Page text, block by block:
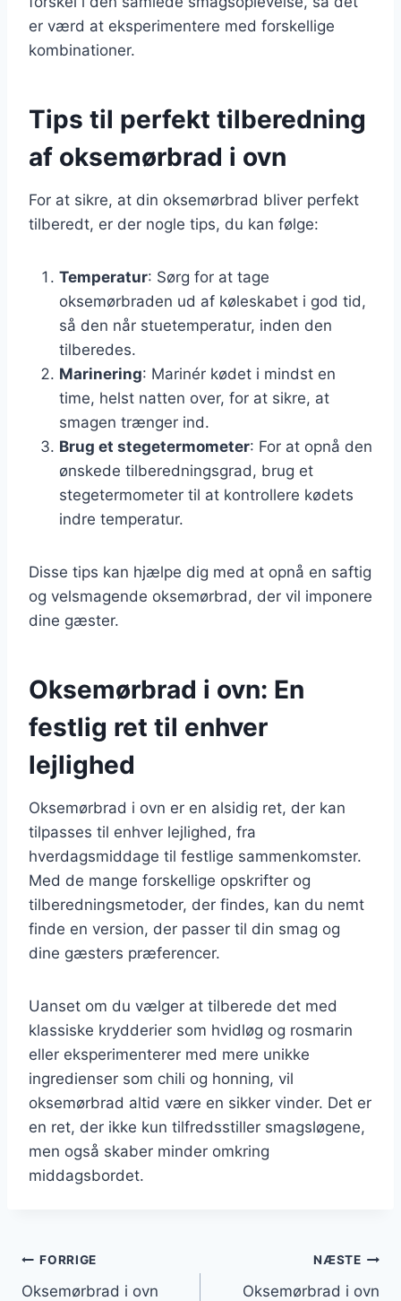
er værd at eksperimentere med forskellige
kombinationer.
Tips til perfekt tilberedning
af oksemørbrad i ovn
For at sikre, at din oksemørbrad bliver perfekt
tilberedt, er der nogle tips, du kan følge:
Temperatur: Sørg for at tage
oksemørbraden ud af køleskabet i god tid,
så den når stuetemperatur, inden den
tilberedes.
Marinering: Marinér kødet i mindst en
time, helst natten over, for at sikre, at
smagen trænger ind.
Brug et stegetermometer: For at opnå den
ønskede tilberedningsgrad, brug et
stegetermometer til at kontrollere kødets
indre temperatur.
Disse tips kan hjælpe dig med at opnå en saftig
og velsmagende oksemørbrad, der vil imponere
dine gæster.
Oksemørbrad i ovn: En
festlig ret til enhver
lejlighed
Oksemørbrad i ovn er en alsidig ret, der kan
tilpasses til enhver lejlighed, fra
hverdagsmiddage til festlige sammenkomster.
Med de mange forskellige opskrifter og
tilberedningsmetoder, der findes, kan du nemt
finde en version, der passer til din smag og
dine gæsters præferencer.
Uanset om du vælger at tilberede det med
klassiske krydderier som hvidløg og rosmarin
eller eksperimenterer med mere unikke
ingredienser som chili og honning, vil
oksemørbrad altid være en sikker vinder. Det er
en ret, der ikke kun tilfredsstiller smagsløgene,
men også skaber minder omkring
middagsbordet.
Indlægsnavigation
FORRIGE
Oksemørbrad i ovn
NÆSTE
Oksemørbrad i ovn